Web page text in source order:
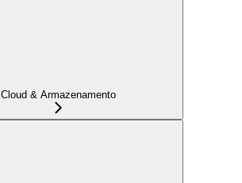
Cloud & Armazenamento